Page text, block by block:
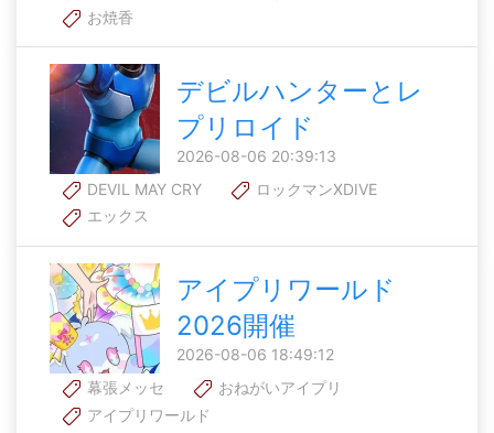
お焼香
デビルハンターとレ
プリロイド
2026-08-06 20:39:13
DEVIL MAY CRY
ロックマンXDIVE
エックス
アイプリワールド
2026開催
2026-08-06 18:49:12
幕張メッセ
おねがいアイプリ
アイプリワールド